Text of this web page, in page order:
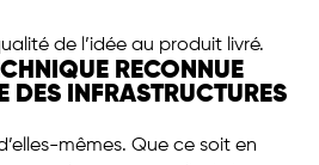
de l’idée au produit livré.
RECONNUE
DES INFRASTRUCTURES
mêmes. Que ce soit en